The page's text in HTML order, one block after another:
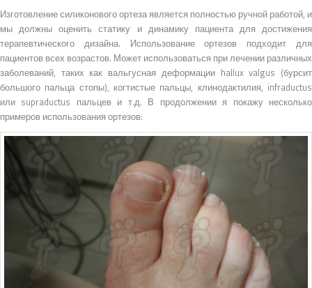
Изготовление силиконового ортеза является полностью ручной работой, и
мы должны оценить статику и динамику пациента для достижения
терапевтического дизайна. Использование ортезов подходит для
пациентов всех возрастов. Может использоваться при лечении различных
заболеваний, таких как вальгусная деформации hallux valgus (бурсит
большого пальца стопы), когтистые пальцы, клинодактилия, infraductus
или supraductus пальцев и т.д. В продолжении я покажу несколько
примеров использования ортезов: